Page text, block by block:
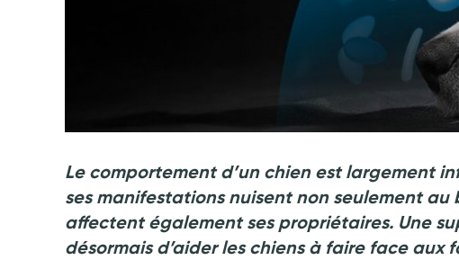
Le comportement d’un chien est largement
ses manifestations nuisent non seulement
affectent également ses propriétaires. Une
désormais d’aider les chiens à faire face